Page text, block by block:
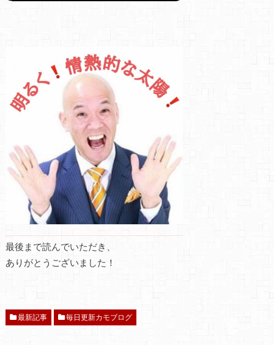
最後まで読んでいただき、
ありがとうございました！
最新記事 毎日更新カモブログ